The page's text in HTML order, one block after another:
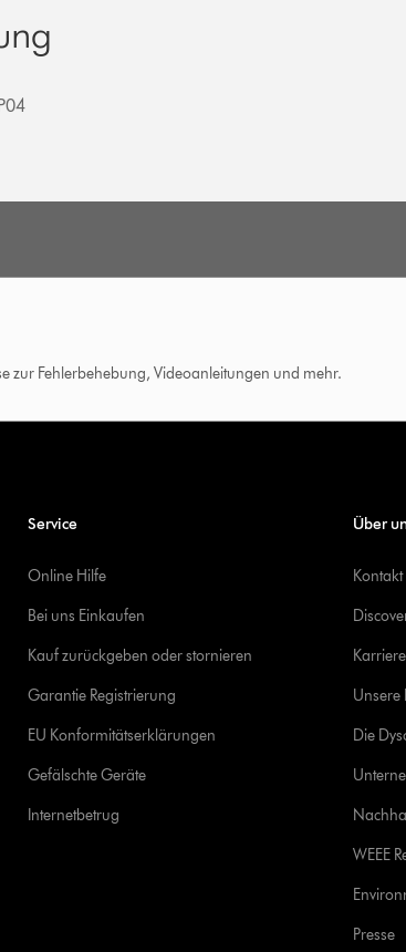
zur Fehlerbehebung, Videoanleitungen und mehr.
Service
Online Hilfe
Bei uns Einkaufen
Kauf zurückgeben oder stornieren
Garantie Registrierung
EU Konformitätserklärungen
Gefälschte Geräte
Internetbetrug
Über
Kontakt
Karriere
Unsere
Die
WEEE
Presse